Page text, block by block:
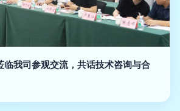
临我司参观交流，共话技术咨询与合